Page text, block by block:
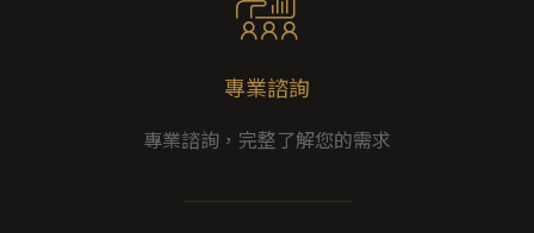
專業諮詢
專業諮詢，完整了解您的需求